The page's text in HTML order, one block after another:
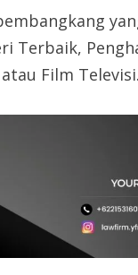
Terbaik,
Film Televisi.